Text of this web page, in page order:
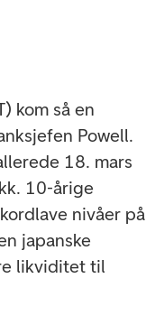
kom så en
Powell.
18. mars
10-årige
nivåer på
japanske
likviditet til